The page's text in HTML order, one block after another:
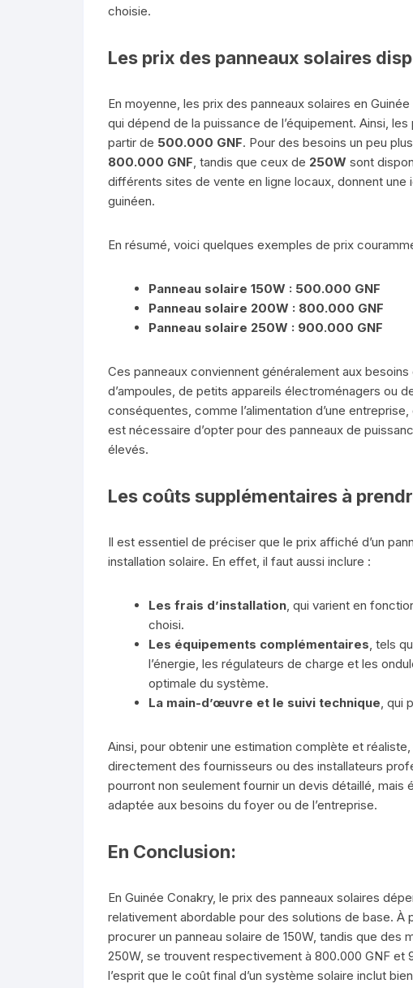
choisie.
Les prix des panneaux solaires
En moyenne, les prix des panneaux solaires en
qui dépend de la puissance de l’équipement. Ainsi, les
partir de 500.000 GNF. Pour des besoins un peu
800.000 GNF, tandis que ceux de 250W sont
différents sites de vente en ligne locaux, donnent
guinéen.
En résumé, voici quelques exemples de prix
Panneau solaire 150W : 500.000 GNF
Panneau solaire 200W : 800.000 GNF
Panneau solaire 250W : 900.000 GNF
Ces panneaux conviennent généralement aux
d’ampoules, de petits appareils électroménagers ou
conséquentes, comme l’alimentation d’une
est nécessaire d’opter pour des panneaux de
élevés.
Les coûts supplémentaires à
Il est essentiel de préciser que le prix affiché d’un
installation solaire. En effet, il faut aussi inclure :
Les frais d’installation, qui varient en
choisi.
Les équipements complémentaires, tels
l’énergie, les régulateurs de charge et les
optimale du système.
La main-d’œuvre et le suivi technique, qui
Ainsi, pour obtenir une estimation complète et
directement des fournisseurs ou des installateurs
pourront non seulement fournir un devis détaillé,
adaptée aux besoins du foyer ou de l’entreprise.
En Conclusion:
En Guinée Conakry, le prix des panneaux solaires
relativement abordable pour des solutions de base. À
procurer un panneau solaire de 150W, tandis que
250W, se trouvent respectivement à 800.000 GNF et
l’esprit que le coût final d’un système solaire inclut